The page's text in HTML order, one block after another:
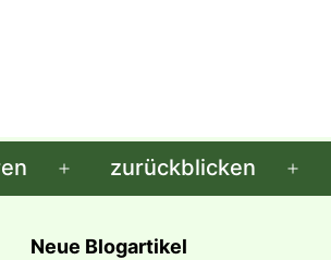
Menü
zurückblicken
Neue Blogartikel